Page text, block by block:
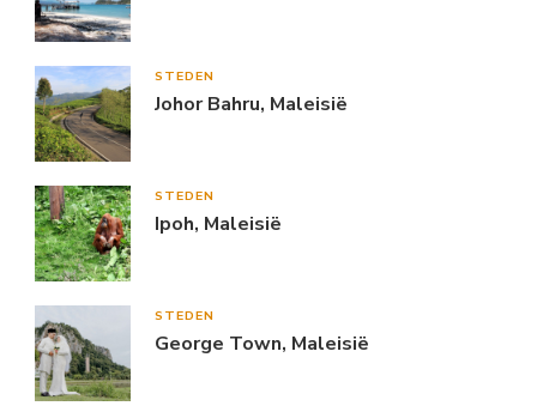
STEDEN
Johor Bahru, Maleisië
STEDEN
Ipoh, Maleisië
STEDEN
George Town, Maleisië